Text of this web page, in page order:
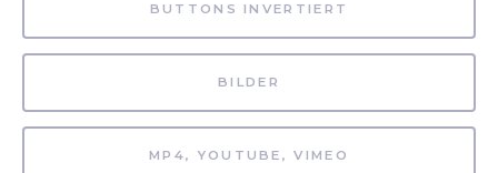
BUTTONS INVERTIERT
BILDER
MP4, YOUTUBE, VIMEO